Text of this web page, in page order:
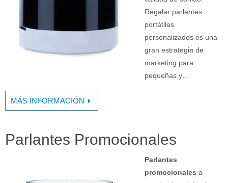
Regalar parlantes
portátiles
personalizados es una
gran estrategia de
marketing para
pequeñas y…
MÁS INFORMACIÓN
Parlantes Promocionales
Parlantes
promocionales a